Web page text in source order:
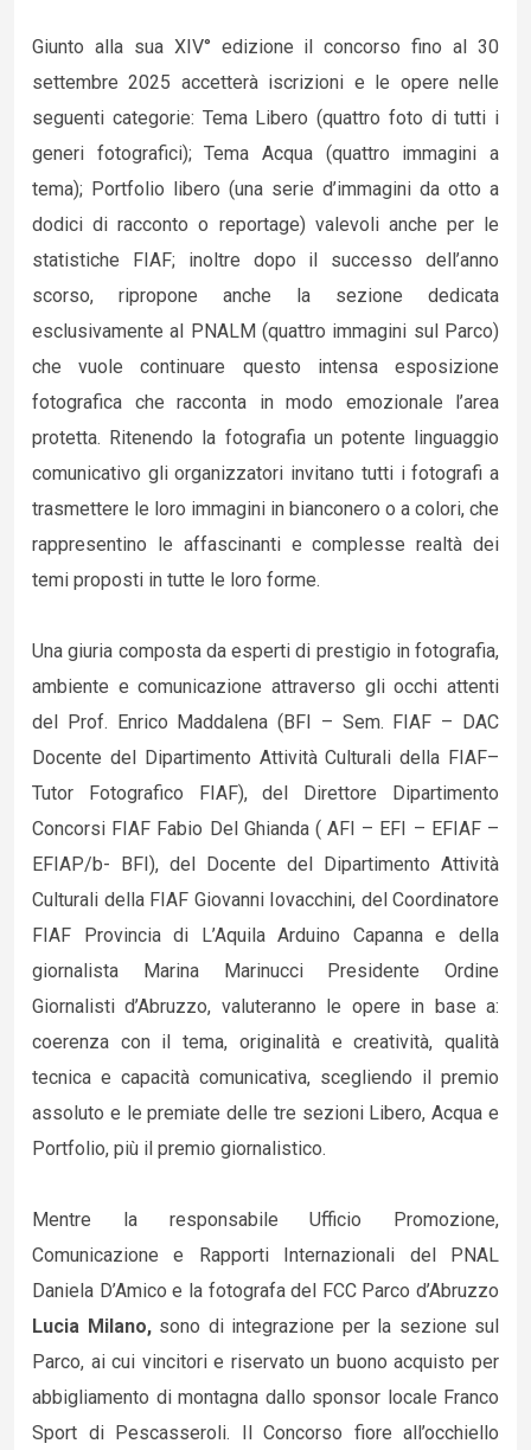
Giunto alla sua XIV° edizione il concorso fino al 30
settembre 2025 accetterà iscrizioni e le opere nelle
seguenti categorie: Tema Libero (quattro foto di tutti i
generi fotografici); Tema Acqua (quattro immagini a
tema); Portfolio libero (una serie d’immagini da otto a
dodici di racconto o reportage) valevoli anche per le
statistiche FIAF; inoltre dopo il successo dell’anno
scorso, ripropone anche la sezione dedicata
esclusivamente al PNALM (quattro immagini sul Parco)
che vuole continuare questo intensa esposizione
fotografica che racconta in modo emozionale l’area
protetta. Ritenendo la fotografia un potente linguaggio
comunicativo gli organizzatori invitano tutti i fotografi a
trasmettere le loro immagini in bianconero o a colori, che
rappresentino le affascinanti e complesse realtà dei
temi proposti in tutte le loro forme.
Una giuria composta da esperti di prestigio in fotografia,
ambiente e comunicazione attraverso gli occhi attenti
del Prof. Enrico Maddalena (BFI – Sem. FIAF – DAC
Docente del Dipartimento Attività Culturali della FIAF–
Tutor Fotografico FIAF), del Direttore Dipartimento
Concorsi FIAF Fabio Del Ghianda ( AFI – EFI – EFIAF –
EFIAP/b- BFI), del Docente del Dipartimento Attività
Culturali della FIAF Giovanni Iovacchini, del Coordinatore
FIAF Provincia di L’Aquila Arduino Capanna e della
giornalista Marina Marinucci Presidente Ordine
Giornalisti d’Abruzzo, valuteranno le opere in base a:
coerenza con il tema, originalità e creatività, qualità
tecnica e capacità comunicativa, scegliendo il premio
assoluto e le premiate delle tre sezioni Libero, Acqua e
Portfolio, più il premio giornalistico.
Mentre la responsabile Ufficio Promozione,
Comunicazione e Rapporti Internazionali del PNAL
Daniela D’Amico e la fotografa del FCC Parco d’Abruzzo
Lucia Milano,sono di integrazione per la sezione sul
Parco, ai cui vincitori e riservato un buono acquisto per
abbigliamento di montagna dallo sponsor locale Franco
Sport di Pescasseroli. Il Concorso fiore all’occhiello